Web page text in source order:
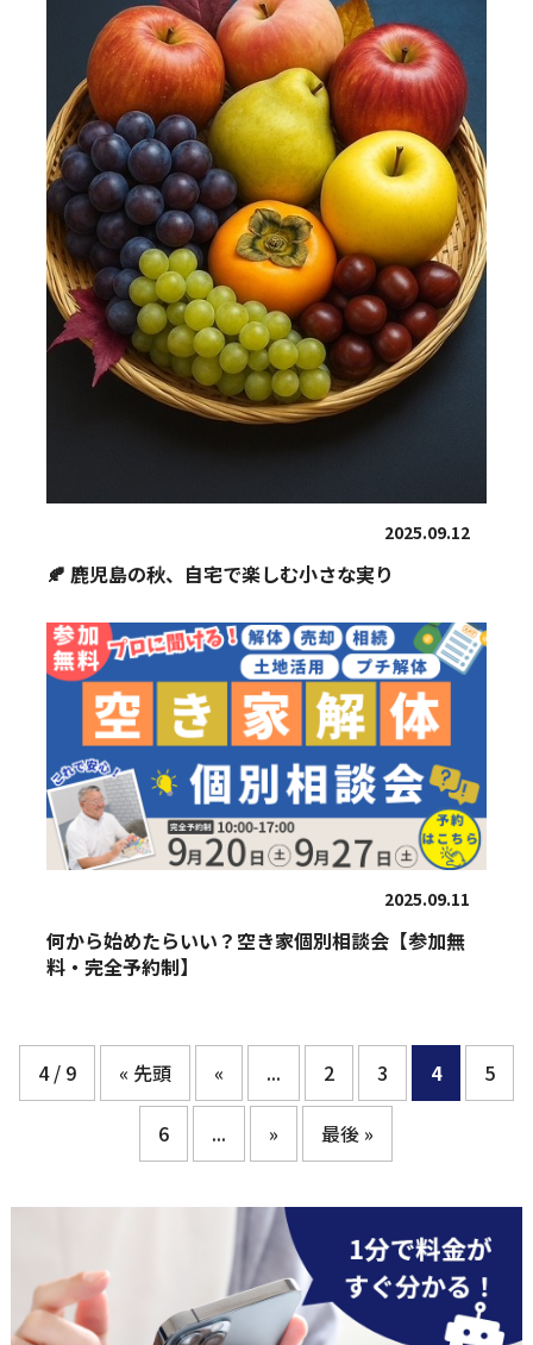
2025.09.12
🍂 鹿児島の秋、自宅で楽しむ小さな実り
2025.09.11
何から始めたらいい？空き家個別相談会【参加無
料・完全予約制】
4 / 9 « 先頭 « ... 2 3 4 5
6 ... » 最後 »